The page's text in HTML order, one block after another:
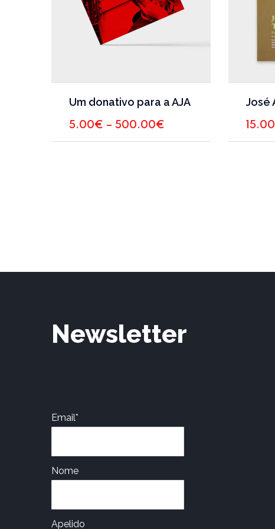
product
has
multiple
Um donativo para a AJA
5.00€ – 500.00€
range:
15.00
Newsletter
Email*
Nome
Apelido